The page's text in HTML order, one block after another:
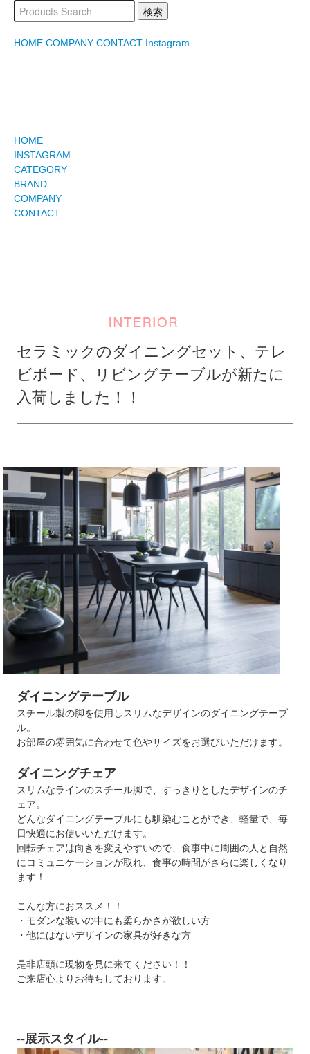
HOME COMPANY CONTACT Instagram
HOME
INSTAGRAM
CATEGORY
BRAND
COMPANY
CONTACT
セラミックのダイニングセット、テレ
ビボード、リビングテーブルが新たに
入荷しました！！
ダイニングテーブル
スチール製の脚を使用しスリムなデザインのダイニングテーブ
ル。
お部屋の雰囲気に合わせて色やサイズをお選びいただけます。
ダイニングチェア
スリムなラインのスチール脚で、すっきりとしたデザインのチ
ェア。
どんなダイニングテーブルにも馴染むことができ、軽量で、毎
日快適にお使いいただけます。
回転チェアは向きを変えやすいので、食事中に周囲の人と自然
にコミュニケーションが取れ、食事の時間がさらに楽しくなり
ます！
こんな方におススメ！！
・モダンな装いの中にも柔らかさが欲しい方
・他にはないデザインの家具が好きな方
是非店頭に現物を見に来てください！！
ご来店心よりお待ちしております。
--展示スタイル--